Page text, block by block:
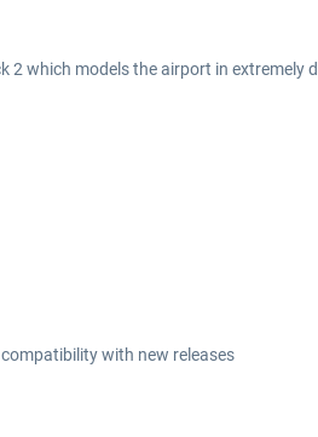
which models the airport in extremely
with new releases